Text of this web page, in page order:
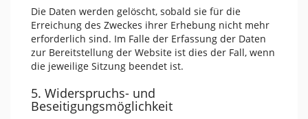
Die Daten werden gelöscht, sobald sie für die
Erreichung des Zweckes ihrer Erhebung nicht mehr
erforderlich sind. Im Falle der Erfassung der Daten
zur Bereitstellung der Website ist dies der Fall, wenn
die jeweilige Sitzung beendet ist.
5. Widerspruchs- und
Beseitigungsmöglichkeit